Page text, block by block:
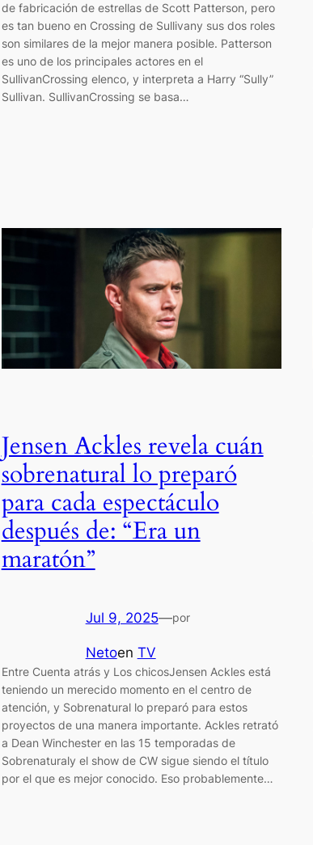
de fabricación de estrellas de Scott Patterson, pero
es tan bueno en Crossing de Sullivany sus dos roles
son similares de la mejor manera posible. Patterson
es uno de los principales actores en el
SullivanCrossing elenco, y interpreta a Harry “Sully”
Sullivan. SullivanCrossing se basa…
Jensen Ackles revela cuán
sobrenatural lo preparó
para cada espectáculo
después de: “Era un
maratón”
Jul 9, 2025—por
Netoen TV
Entre Cuenta atrás y Los chicosJensen Ackles está
teniendo un merecido momento en el centro de
atención, y Sobrenatural lo preparó para estos
proyectos de una manera importante. Ackles retrató
a Dean Winchester en las 15 temporadas de
Sobrenaturaly el show de CW sigue siendo el título
por el que es mejor conocido. Eso probablemente…